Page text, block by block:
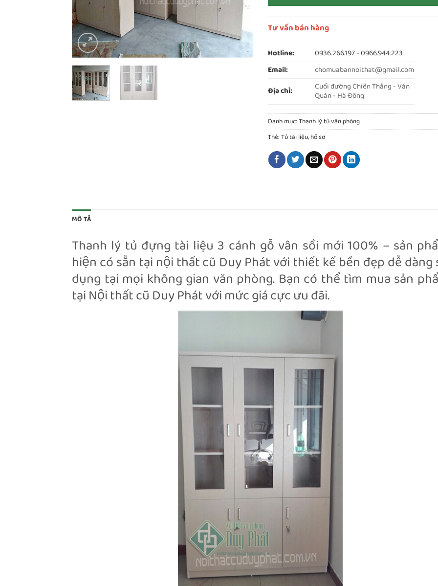
Tư vấn bán hàng
Hotline: 0936.266.197-0966.944.223
Email:
chomuabannoithat@gmail.com
Địa chỉ:
Cuối đường Chiến Thắng - Văn
Quán - Hà Đông
Danh mục:Thanh lý tủ văn phòng
Thẻ:Tủ tài liệu, hồ sơ
MÔ TẢ
Thanh lý tủ đựng tài liệu 3 cánh gỗ vân sồi mới 100% – sản
hiện có sẵn tại nội thất cũ Duy Phát với thiết kế bền đẹp dễ dàng
dụng tại mọi không gian văn phòng. Bạn có thể tìm mua sản
tại Nội thất cũ Duy Phát với mức giá cực ưu đãi.